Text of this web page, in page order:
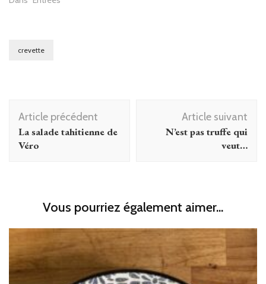
crevette
Navigation
d'article
Article précédent
La salade tahitienne de
Véro
Article suivant
N’est pas truffe qui
veut…
Vous pourriez également aimer...